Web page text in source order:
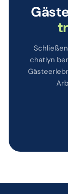
chatlyn